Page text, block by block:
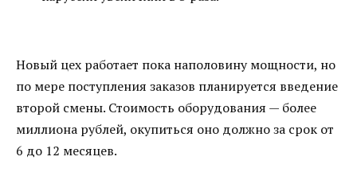
Новый цех работает пока наполовину мощности, но
по мере поступления заказов планируется введение
второй смены. Стоимость оборудования — более
миллиона рублей, окупиться оно должно за срок от
6 до 12 месяцев.